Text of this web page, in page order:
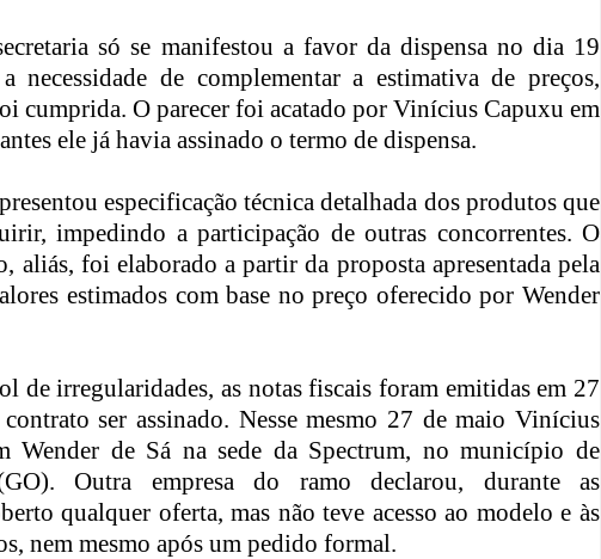
só se manifestou a favor da dispensa no dia 19
necessidade de complementar a estimativa de preços,
cumprida. O parecer foi acatado por Vinícius Capuxu em
ele já havia assinado o termo de dispensa.
especificação técnica detalhada dos produtos que
impedindo a participação de outras concorrentes. O
aliás, foi elaborado a partir da proposta apresentada pela
estimados com base no preço oferecido por Wender
de irregularidades, as notas fiscais foram emitidas em 27
ser assinado. Nesse mesmo 27 de maio Vinícius
Wender de Sá na sede da Spectrum, no município de
Outra empresa do ramo declarou, durante as
qualquer oferta, mas não teve acesso ao modelo e às
nem mesmo após um pedido formal.